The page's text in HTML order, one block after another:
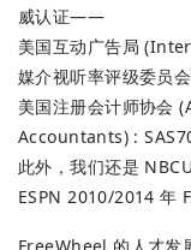
威认证——
美国互动广告局
媒介视听率评级委员
美国注册会计师协
Accountants) :
此外，我们还是
ESPN 2010/2014 年